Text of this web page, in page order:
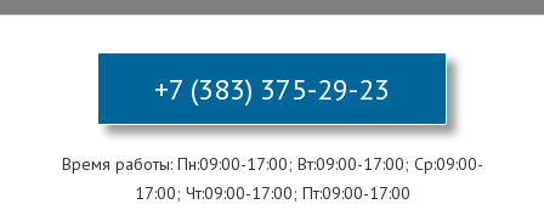
+7 (383) 375-29-23
Время работы: Пн:09:00-17:00; Вт:09:00-17:00; Ср:09:00-
17:00; Чт:09:00-17:00; Пт:09:00-17:00